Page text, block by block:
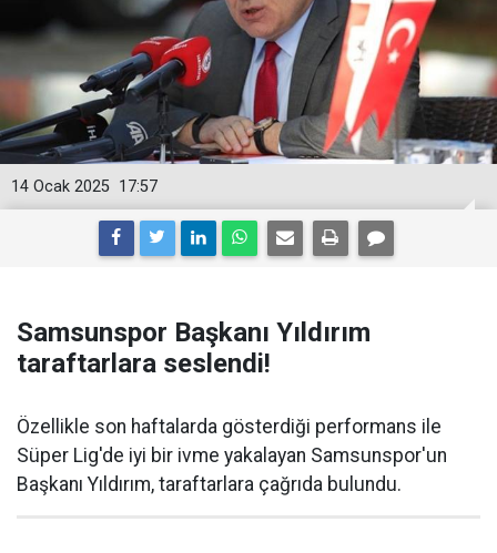
17:57
14 Ocak 2025
Samsunspor Başkanı Yıldırım
taraftarlara seslendi!
Özellikle son haftalarda gösterdiği performans ile
Süper Lig'de iyi bir ivme yakalayan Samsunspor'un
Başkanı Yıldırım, taraftarlara çağrıda bulundu.